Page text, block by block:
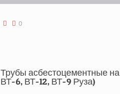
0
Трубы асбестоцементные
ВТ-6, ВТ-12, ВТ-9 Руза)